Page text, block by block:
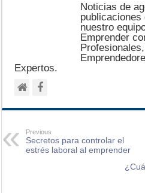
Noticias de
nuestro
Emprender
Expertos.
Previous
Secretos para controlar el
estrés laboral al emprender